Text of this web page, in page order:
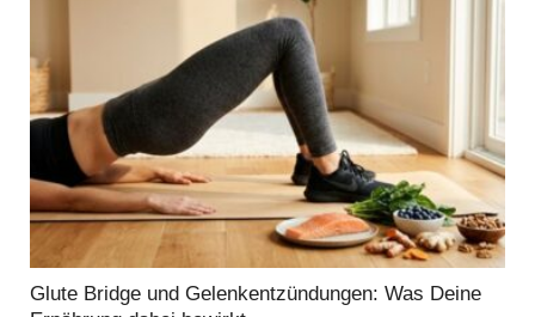
Glute Bridge und Gelenkentzündungen: Was Deine